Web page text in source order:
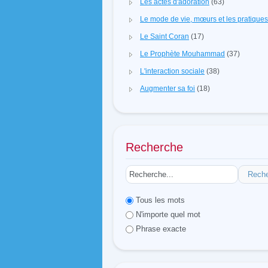
Les actes d'adoration (63)
Le mode de vie, mœurs et les pratiques
Le Saint Coran (17)
Le Prophète Mouhammad (37)
L'interaction sociale (38)
Augmenter sa foi (18)
Recherche
Tous les mots
N'importe quel mot
Phrase exacte